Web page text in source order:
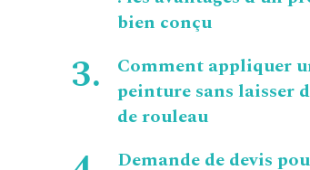
bien conçu
Comment appliquer
peinture sans laisser
de rouleau
Demande de devis